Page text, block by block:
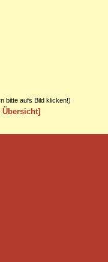
bitte aufs Bild klicken!)